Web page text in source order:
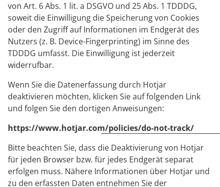
von Art. 6 Abs. 1 lit. a DSGVO und 25 Abs. 1 TDDDG,
soweit die Einwilligung die Speicherung von Cookies
oder den Zugriff auf Informationen im Endgerät des
Nutzers (z. B. Device-Fingerprinting) im Sinne des
TDDDG umfasst. Die Einwilligung ist jederzeit
widerrufbar.
Wenn Sie die Datenerfassung durch Hotjar
deaktivieren möchten, klicken Sie auf folgenden Link
und folgen Sie den dortigen Anweisungen:
https://www.hotjar.com/policies/do-not-track/
Bitte beachten Sie, dass die Deaktivierung von Hotjar
für jeden Browser bzw. für jedes Endgerät separat
erfolgen muss. Nähere Informationen über Hotjar und
zu den erfassten Daten entnehmen Sie der